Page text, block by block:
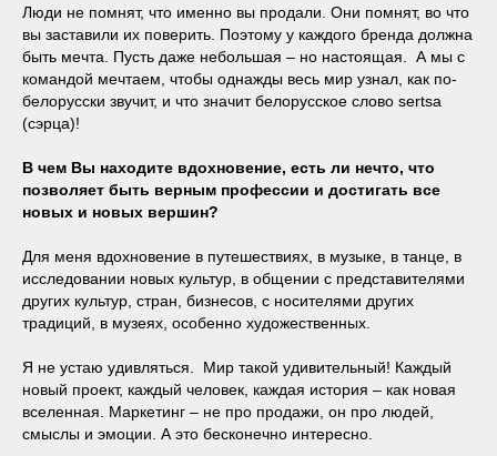
Люди не помнят, что именно вы продали. Они помнят, во что
вы заставили их поверить. Поэтому у каждого бренда должна
быть мечта. Пусть даже небольшая – но настоящая. А мы с
командой мечтаем, чтобы однажды весь мир узнал, как по-
белорусски звучит, и что значит белорусское слово sertsa
(сэрца)!
В чем Вы находите вдохновение, есть ли нечто, что
позволяет быть верным профессии и достигать все
новых и новых вершин?
Для меня вдохновение в путешествиях, в музыке, в танце, в
исследовании новых культур, в общении с представителями
других культур, стран, бизнесов, с носителями других
традиций, в музеях, особенно художественных.
Я не устаю удивляться. Мир такой удивительный! Каждый
новый проект, каждый человек, каждая история – как новая
вселенная. Маркетинг – не про продажи, он про людей,
смыслы и эмоции. А это бесконечно интересно.